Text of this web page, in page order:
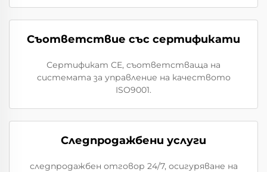
Съответствие със сертификати
Сертификат CE, съответстваща на
системата за управление на качеството
ISO9001.
Следпродажбени услуги
следпродажбен отговор 24/7, осигуряване на